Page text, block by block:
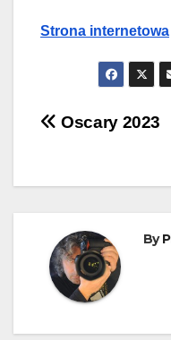
Strona internetowa
Nawigacja
Oscary 2023
By